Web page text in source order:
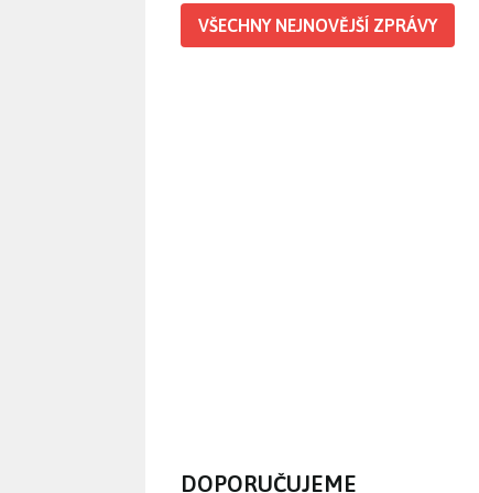
VŠECHNY NEJNOVĚJŠÍ ZPRÁVY
DOPORUČUJEME